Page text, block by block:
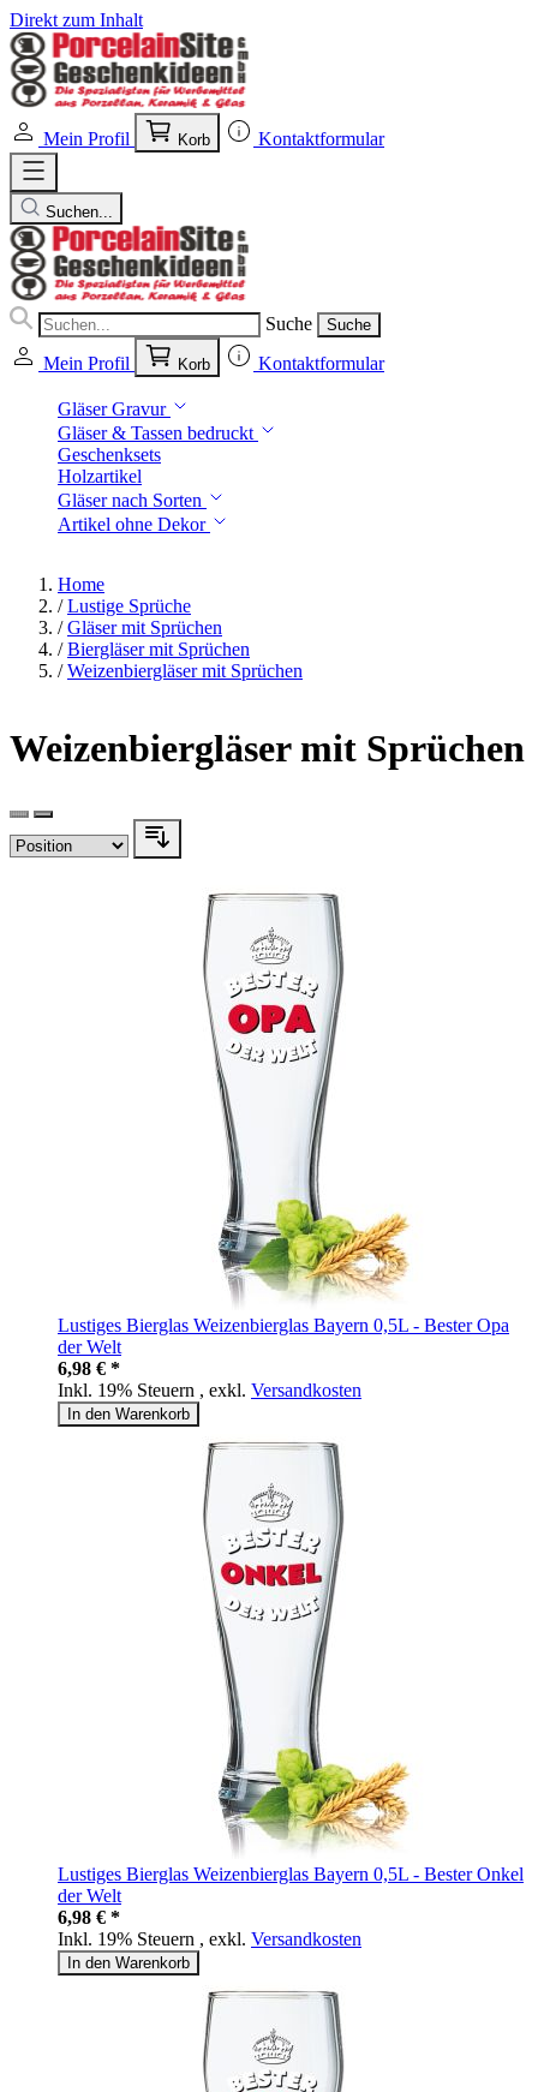
Direkt zum Inhalt
Mein Profil Korb Kontaktformular
Suchen...
Suche Suche
Mein Profil Korb Kontaktformular
Gläser Gravur
Gläser & Tassen bedruckt
Geschenksets
Holzartikel
Gläser nach Sorten
Artikel ohne Dekor
Home
/ Lustige Sprüche
/ Gläser mit Sprüchen
/ Biergläser mit Sprüchen
/ Weizenbiergläser mit Sprüchen
Weizenbiergläser mit Sprüchen
Lustiges Bierglas Weizenbierglas Bayern 0,5L - Bester Opa
der Welt
6,98 € *
Inkl. 19% Steuern , exkl. Versandkosten
In den Warenkorb
Lustiges Bierglas Weizenbierglas Bayern 0,5L - Bester Onkel
der Welt
6,98 € *
Inkl. 19% Steuern , exkl. Versandkosten
In den Warenkorb